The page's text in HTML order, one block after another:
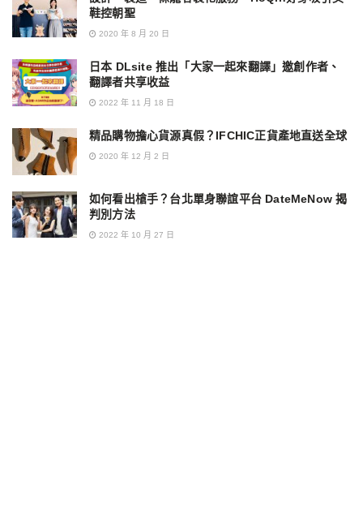
鞋控朝聖
2020 年 8 月 20 日
日本 DLsite 推出「大家一起來翻譯」邀創作者、
翻譯者共享收益
2022 年 11 月 18 日
精品購物擔心貨源真假？IFCHIC正貨產地直送全球
2020 年 12 月 2 日
如何看出槍手？台北單身聯誼平台 DateMeNow 揭
判別方法
2022 年 10 月 27 日